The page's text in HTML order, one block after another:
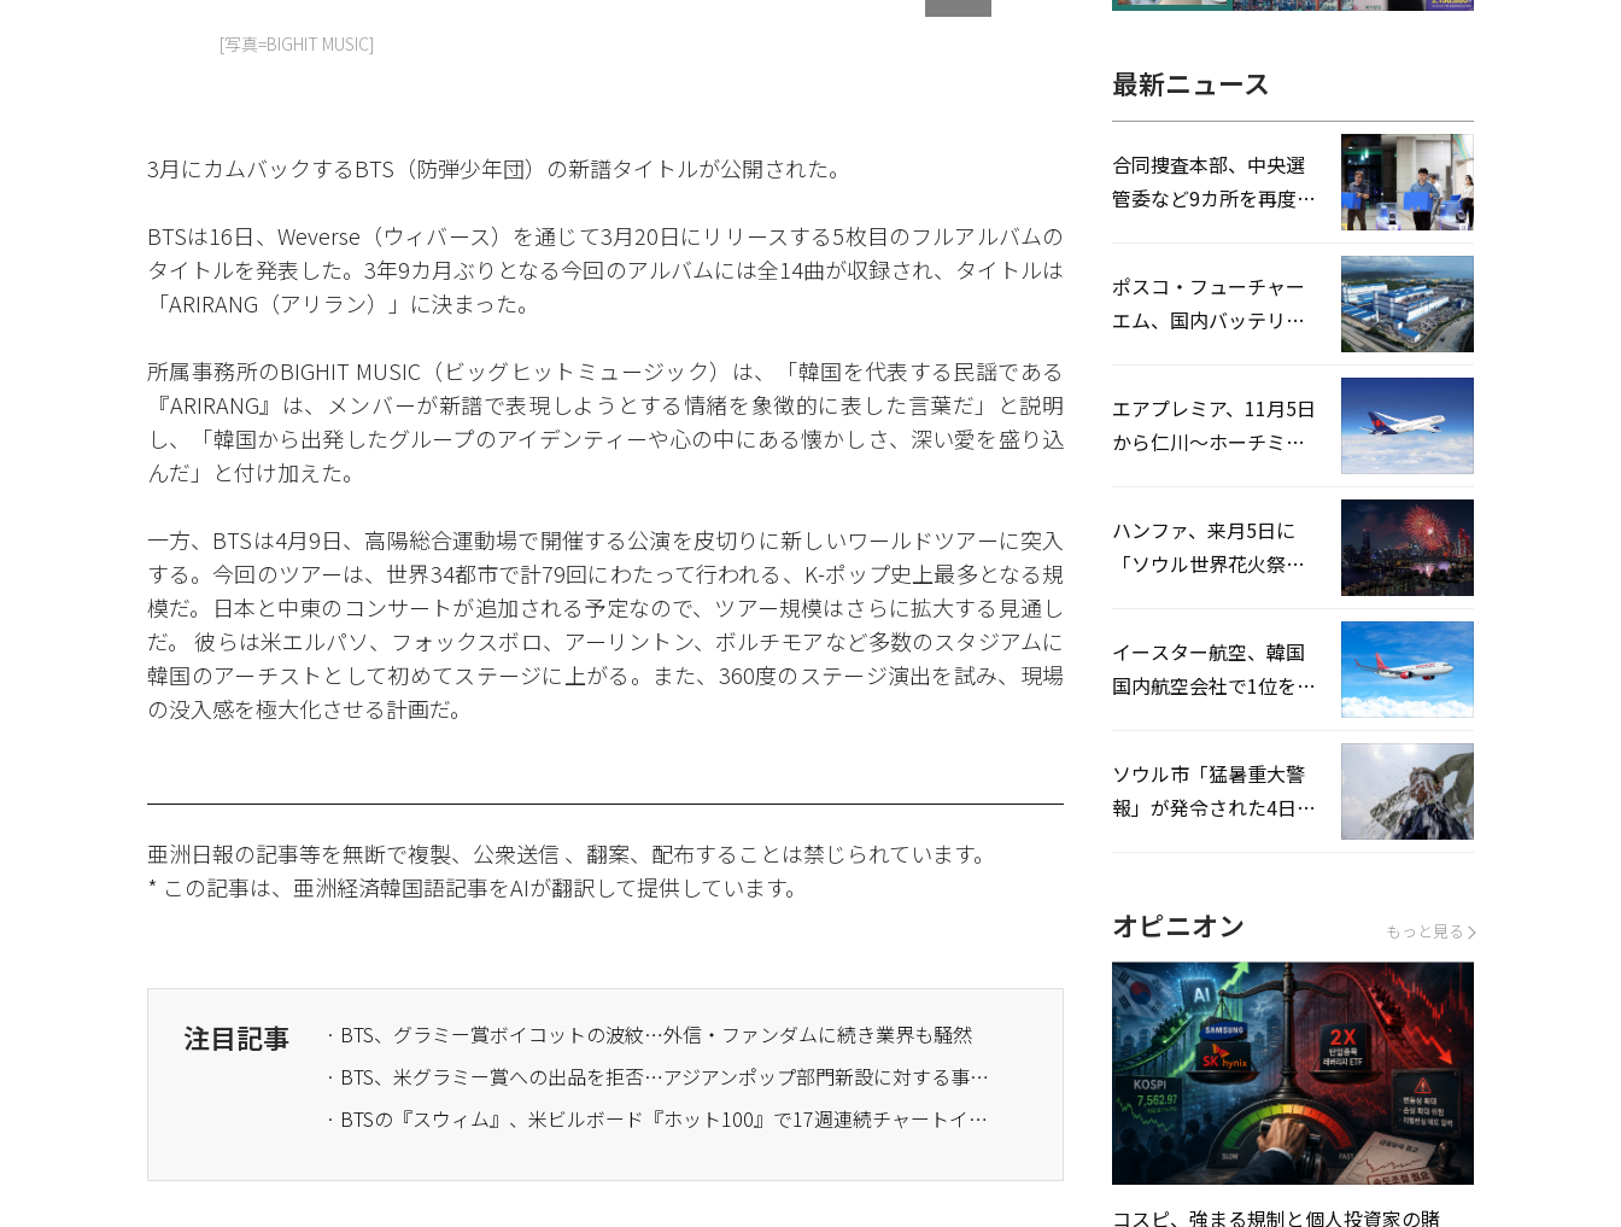
[写真=BIGHIT MUSIC]
3月にカムバックするBTS（防弾少年団）の新譜タイトルが公開された。
BTSは16日、Weverse（ウィバース）を通じて3月20日にリリースする5枚目のフルアルバムの
タイトルを発表した。3年9カ月ぶりとなる今回のアルバムには全14曲が収録され、タイトルは
「ARIRANG（アリラン）」に決まった。
所属事務所のBIGHIT MUSIC（ビッグヒットミュージック）は、「韓国を代表する民謡である
『ARIRANG』は、メンバーが新譜で表現しようとする情緒を象徴的に表した言葉だ」と説明
し、「韓国から出発したグループのアイデンティーや心の中にある懐かしさ、深い愛を盛り込
んだ」と付け加えた。
一方、BTSは4月9日、高陽総合運動場で開催する公演を皮切りに新しいワールドツアーに突入
する。今回のツアーは、世界34都市で計79回にわたって行われる、K-ポップ史上最多となる規
模だ。日本と中東のコンサートが追加される予定なので、ツアー規模はさらに拡大する見通し
だ。 彼らは米エルパソ、フォックスボロ、アーリントン、ボルチモアなど多数のスタジアムに
韓国のアーチストとして初めてステージに上がる。また、360度のステージ演出を試み、現場
の没入感を極大化させる計画だ。
亜洲日報の記事等を無断で複製、公衆送信 、翻案、配布することは禁じられています。
* この記事は、亜洲経済韓国語記事をAIが翻訳して提供しています。
注目記事
· BTS、グラミー賞ボイコットの波紋…外信・ファンダムに続き業界も騒然
· BTS、米グラミー賞への出品を拒否…アジアンポップ部門新設に対する事実上のボイコット
· BTSの『スウィム』、米ビルボード『ホット100』で17週連続チャートイン中
検
最新ニュース
合同捜査本部、中央選
管委など9カ所を再度家
ポスコ・フューチャー
エム、国内バッテリー
エアプレミア、11月5日
から仁川〜ホーチミン
ハンファ、来月5日に
「ソウル世界花火祭り
イースター航空、韓国
国内航空会社で1位を記
ソウル市「猛暑重大警
報」が発令された4日、
オピニオン もっと見る
コスピ、強まる規制と個人投資家の賭